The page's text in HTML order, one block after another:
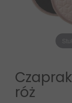
róż